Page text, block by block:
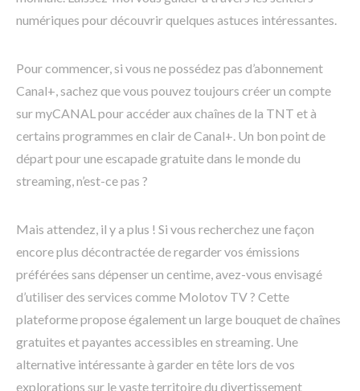
numériques pour découvrir quelques astuces intéressantes.
Pour commencer, si vous ne possédez pas d’abonnement
Canal+, sachez que vous pouvez toujours créer un compte
sur myCANAL pour accéder aux chaînes de la TNT et à
certains programmes en clair de Canal+. Un bon point de
départ pour une escapade gratuite dans le monde du
streaming, n’est-ce pas ?
Mais attendez, il y a plus ! Si vous recherchez une façon
encore plus décontractée de regarder vos émissions
préférées sans dépenser un centime, avez-vous envisagé
d’utiliser des services comme Molotov TV ? Cette
plateforme propose également un large bouquet de chaînes
gratuites et payantes accessibles en streaming. Une
alternative intéressante à garder en tête lors de vos
explorations sur le vaste territoire du divertissement